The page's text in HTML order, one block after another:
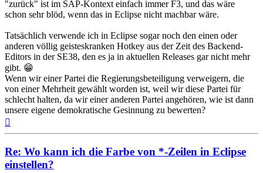
"zurück" ist im SAP-Kontext einfach immer F3, und das wäre
schon sehr blöd, wenn das in Eclipse nicht machbar wäre.
Tatsächlich verwende ich in Eclipse sogar noch den einen oder
anderen völlig geisteskranken Hotkey aus der Zeit des Backend-
Editors in der SE38, den es ja in aktuellen Releases gar nicht mehr
gibt. 😁
Wenn wir einer Partei die Regierungsbeteiligung verweigern, die
von einer Mehrheit gewählt worden ist, weil wir diese Partei für
schlecht halten, da wir einer anderen Partei angehören, wie ist dann
unsere eigene demokratische Gesinnung zu bewerten?
Re: Wo kann ich die Farbe von *-Zeilen in Eclipse
einstellen?